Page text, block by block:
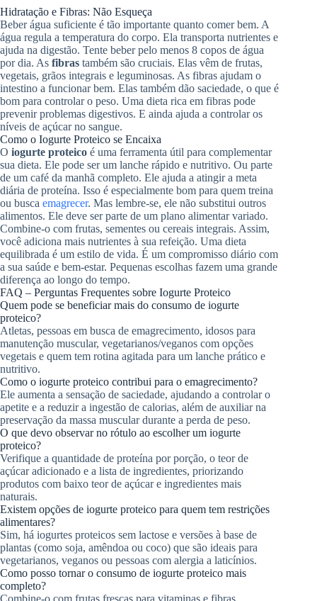
Hidratação e Fibras: Não Esqueça
Beber água suficiente é tão importante quanto comer bem. A
água regula a temperatura do corpo. Ela transporta nutrientes e
ajuda na digestão. Tente beber pelo menos 8 copos de água
por dia. As fibras também são cruciais. Elas vêm de frutas,
vegetais, grãos integrais e leguminosas. As fibras ajudam o
intestino a funcionar bem. Elas também dão saciedade, o que é
bom para controlar o peso. Uma dieta rica em fibras pode
prevenir problemas digestivos. E ainda ajuda a controlar os
níveis de açúcar no sangue.
Como o Iogurte Proteico se Encaixa
O iogurte proteico é uma ferramenta útil para complementar
sua dieta. Ele pode ser um lanche rápido e nutritivo. Ou parte
de um café da manhã completo. Ele ajuda a atingir a meta
diária de proteína. Isso é especialmente bom para quem treina
ou busca emagrecer. Mas lembre-se, ele não substitui outros
alimentos. Ele deve ser parte de um plano alimentar variado.
Combine-o com frutas, sementes ou cereais integrais. Assim,
você adiciona mais nutrientes à sua refeição. Uma dieta
equilibrada é um estilo de vida. É um compromisso diário com
a sua saúde e bem-estar. Pequenas escolhas fazem uma grande
diferença ao longo do tempo.
FAQ – Perguntas Frequentes sobre Iogurte Proteico
Quem pode se beneficiar mais do consumo de iogurte
proteico?
Atletas, pessoas em busca de emagrecimento, idosos para
manutenção muscular, vegetarianos/veganos com opções
vegetais e quem tem rotina agitada para um lanche prático e
nutritivo.
Como o iogurte proteico contribui para o emagrecimento?
Ele aumenta a sensação de saciedade, ajudando a controlar o
apetite e a reduzir a ingestão de calorias, além de auxiliar na
preservação da massa muscular durante a perda de peso.
O que devo observar no rótulo ao escolher um iogurte
proteico?
Verifique a quantidade de proteína por porção, o teor de
açúcar adicionado e a lista de ingredientes, priorizando
produtos com baixo teor de açúcar e ingredientes mais
naturais.
Existem opções de iogurte proteico para quem tem restrições
alimentares?
Sim, há iogurtes proteicos sem lactose e versões à base de
plantas (como soja, amêndoa ou coco) que são ideais para
vegetarianos, veganos ou pessoas com alergia a laticínios.
Como posso tornar o consumo de iogurte proteico mais
completo?
Combine-o com frutas frescas para vitaminas e fibras,